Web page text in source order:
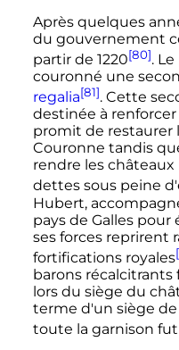
Après quelques
du gouvernement
partir de 1220[80].
couronné une
regalia[81]. Cette
destinée à
promit de restaurer
Couronne tandis
rendre les
dettes sous peine
Hubert,
pays de Galles pour
ses forces reprirent
fortifications royales
barons récalcitrants
lors du siège du
terme d'un siège
toute la garnison